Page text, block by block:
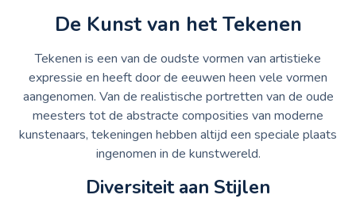
De Kunst van het Tekenen
Tekenen is een van de oudste vormen van artistieke
expressie en heeft door de eeuwen heen vele vormen
aangenomen. Van de realistische portretten van de oude
meesters tot de abstracte composities van moderne
kunstenaars, tekeningen hebben altijd een speciale plaats
ingenomen in de kunstwereld.
Diversiteit aan Stijlen